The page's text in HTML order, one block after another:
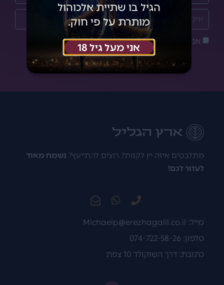
אני מאשר/ת אתמדיניות הפרטיות
הצטרפתי!
מתלבטים איזה יין לקנות? רוצים להתייעץ?נשמח מאוד
לעזור לכם!
מייל:Michaelp@erezhagalil.co.il
טלפון: 074-722-58-26
כתובת: דרך השוקולד 10 צפת
הגיל בו שתיית אלכוהול
מותרת על פי חוק.
אני מעל גיל 18